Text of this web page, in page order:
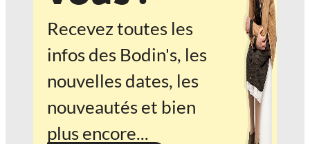
Recevez toutes les
infos des Bodin's, les
nouvelles dates, les
nouveautés et bien
plus encore...